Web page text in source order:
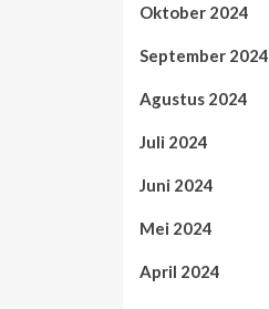
Oktober 2024
September 2024
Agustus 2024
Juli 2024
Juni 2024
Mei 2024
April 2024